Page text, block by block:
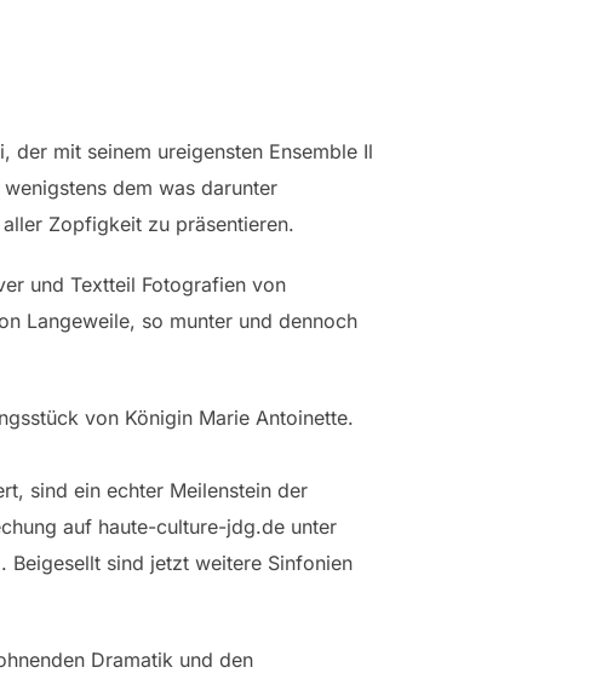
der mit seinem ureigensten Ensemble Il
dem was darunter
Zopfigkeit zu präsentieren.
und Textteil Fotografien von
Langeweile, so munter und dennoch
von Königin Marie Antoinette.
sind ein echter Meilenstein der
auf haute-culture-jdg.de unter
Beigesellt sind jetzt weitere Sinfonien
Dramatik und den